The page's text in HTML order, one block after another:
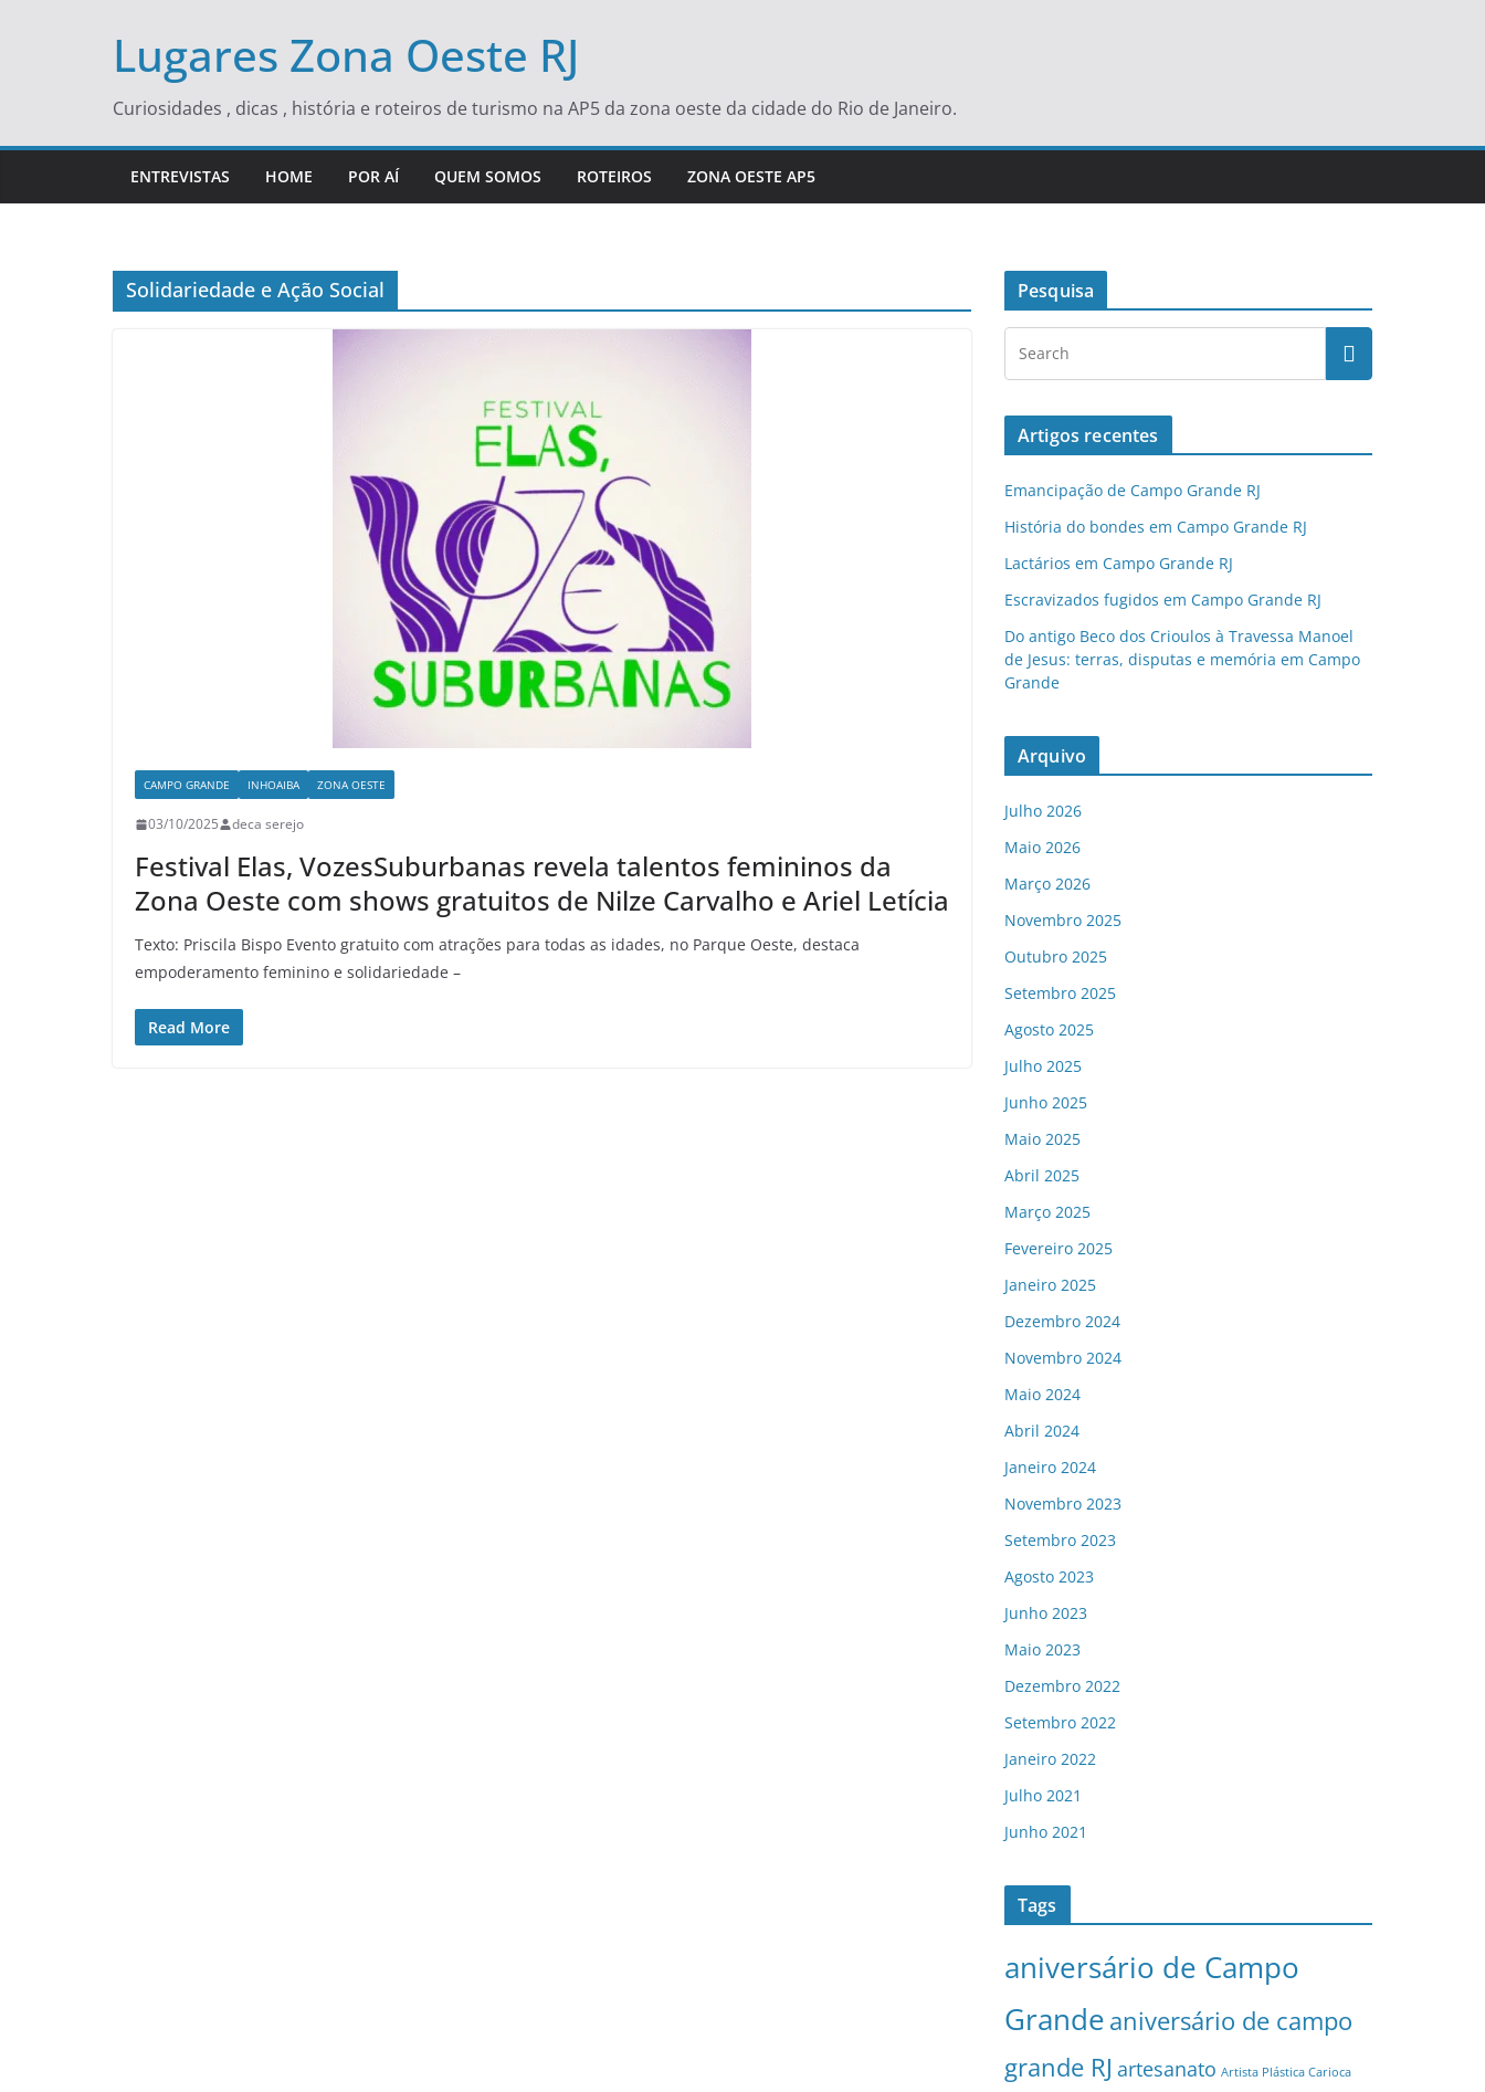
Lugares Zona Oeste RJ
Curiosidades , dicas , história e roteiros de turismo na AP5 da zona oeste da cidade do Rio de Janeiro.
ENTREVISTAS HOME POR AÍ QUEM SOMOS ROTEIROS ZONA OESTE AP5
Solidariedade e Ação Social
CAMPO GRANDE INHOAIBA ZONA OESTE
03/10/2025 deca serejo
Festival Elas, VozesSuburbanas revela talentos femininos da
Zona Oeste com shows gratuitos de Nilze Carvalho e Ariel Letícia
Texto: Priscila Bispo Evento gratuito com atrações para todas as idades, no Parque Oeste, destaca
empoderamento feminino e solidariedade –
Read More
Pesquisa
Artigos recentes
Emancipação de Campo Grande RJ
História do bondes em Campo Grande RJ
Lactários em Campo Grande RJ
Escravizados fugidos em Campo Grande RJ
Do antigo Beco dos Crioulos à Travessa Manoel
de Jesus: terras, disputas e memória em Campo
Grande
Arquivo
Julho 2026
Maio 2026
Março 2026
Novembro 2025
Outubro 2025
Setembro 2025
Agosto 2025
Julho 2025
Junho 2025
Maio 2025
Abril 2025
Março 2025
Fevereiro 2025
Janeiro 2025
Dezembro 2024
Novembro 2024
Maio 2024
Abril 2024
Janeiro 2024
Novembro 2023
Setembro 2023
Agosto 2023
Junho 2023
Maio 2023
Dezembro 2022
Setembro 2022
Janeiro 2022
Julho 2021
Junho 2021
Tags
aniversário de Campo
Grandeaniversário de campo
grande RJ artesanato Artista Plástica Carioca